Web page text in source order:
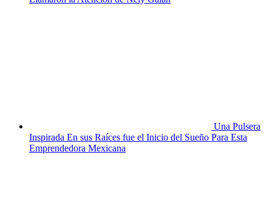
Una Pulsera
Inspirada En sus Raíces fue el Inicio del Sueño Para Esta
Emprendedora Mexicana